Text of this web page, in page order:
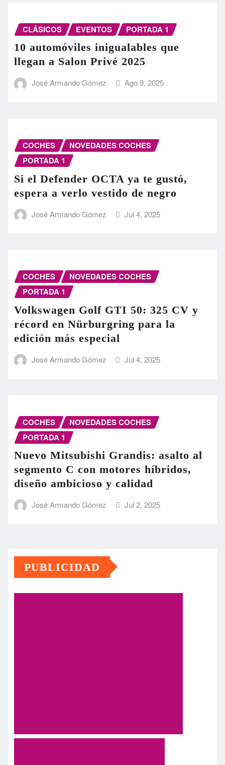
CLÁSICOS EVENTOS PORTADA 1
10 automóviles inigualables que
llegan a Salon Privé 2025
José Armando Gómez Ago 9, 2025
COCHES
NOVEDADES COCHES
PORTADA 1
Si el Defender OCTA ya te gustó,
espera a verlo vestido de negro
José Armando Gómez Jul 4, 2025
COCHES
NOVEDADES COCHES
PORTADA 1
Volkswagen Golf GTI 50: 325 CV y
récord en Nürburgring para la
edición más especial
José Armando Gómez Jul 4, 2025
COCHES
NOVEDADES COCHES
PORTADA 1
Nuevo Mitsubishi Grandis: asalto al
segmento C con motores híbridos,
diseño ambicioso y calidad
José Armando Gómez Jul 2, 2025
PUBLICIDAD